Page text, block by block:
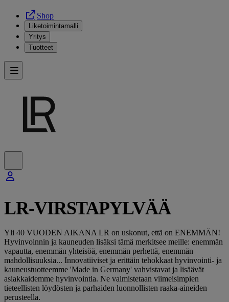
Shop
Liketoimintamalli
Yritys
Tuotteet
LR-VIRSTAPYLVÄÄ
Yli 40 VUODEN AIKANA LR on uskonut, että on ENEMMÄN!
Hyvinvoinnin ja kauneuden lisäksi tämä merkitsee meille: enemmän
vapautta, enemmän yhteisöä, enemmän perhettä, enemmän
mahdollisuuksia... Innovatiiviset ja erittäin tehokkaat hyvinvointi- ja
kauneustuotteemme 'Made in Germany' vahvistavat ja lisäävät
asiakkaidemme hyvinvointia. Ne valmistetaan viimeisimpien
tieteellisten löydösten ja parhaiden luonnollisten raaka-aineiden
perusteella.